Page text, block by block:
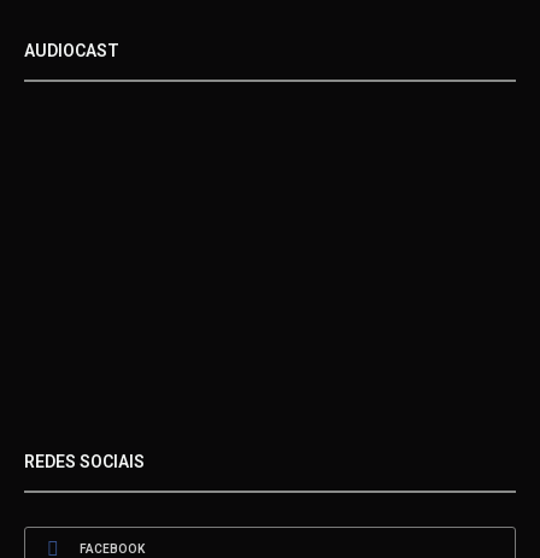
AUDIOCAST
REDES SOCIAIS
FACEBOOK